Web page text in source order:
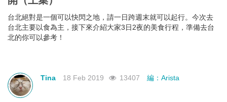
台北絕對是一個可以快閃之地，請一日跨週末就可以起行。今次去
台北主要以食為主，接下來介紹大家3日2夜的美食行程，準備去台
北的你可以參考！
Tina 18 Feb 2019 13407 編：Arista